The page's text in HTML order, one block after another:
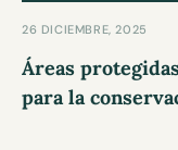
26 DICIEMBRE, 2025
Áreas
para la